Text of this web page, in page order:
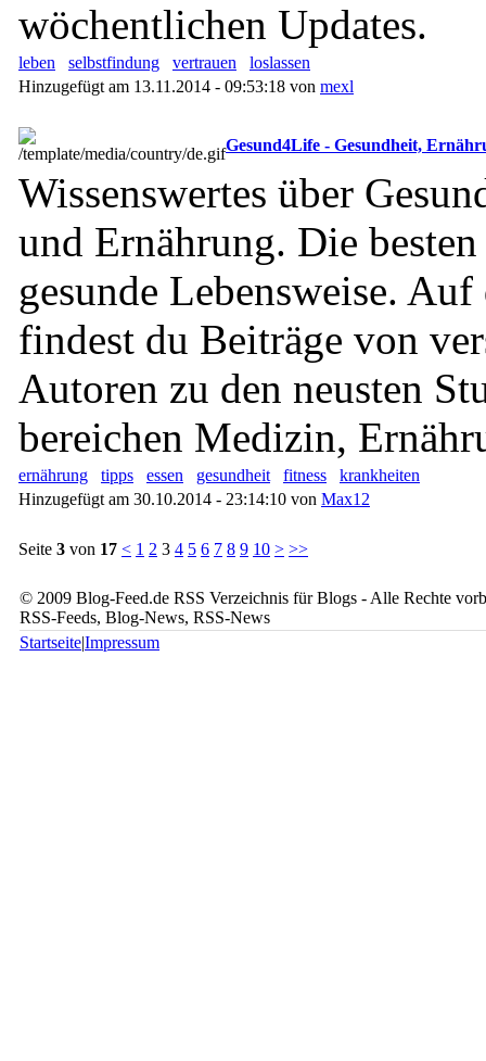
wöchentlichen Updates.
leben selbstfindung vertrauen
loslassen
Hinzugefügt am 13.11.2014 - 09:53:18 von mexl
Gesund4Life - Gesundheit,
Wissenswertes über
und Ernährung. Die
gesunde Lebensweise.
findest du Beiträge von
Autoren zu den neusten
bereichen Medizin,
ernährung tipps essen gesundheit fitness
krankheiten
Hinzugefügt am 30.10.2014 - 23:14:10 von Max12
Seite 3 von 17 < 1 2 3 4 5 6 7 8 9 10 > >>
© 2009 Blog-Feed.de RSS Verzeichnis für Blogs - Alle Rechte
RSS-Feeds, Blog-News, RSS-News
Startseite|Impressum